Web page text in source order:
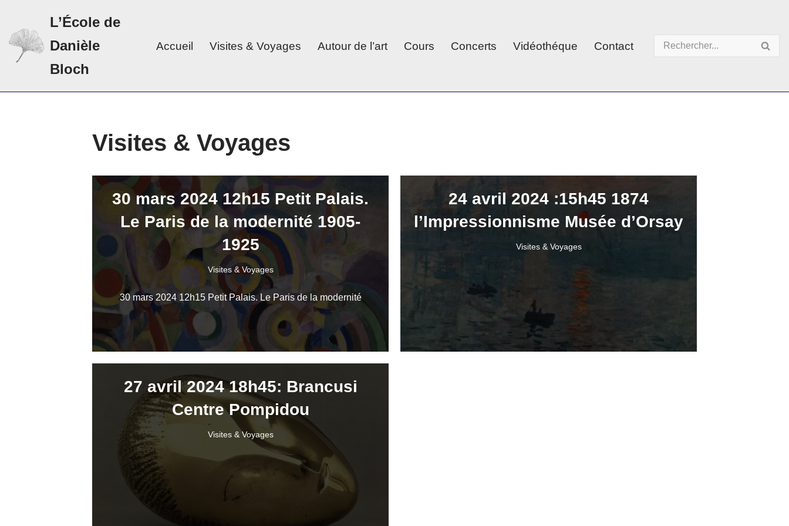
Aller
au
contenu
L’École de
Danièle
Bloch
Accueil Visites & Voyages Autour de l’art Cours Concerts Vidéothéque Contact
Visites & Voyages
30 mars 2024 12h15 Petit Palais.
Le Paris de la modernité 1905-
1925
Visites & Voyages
30 mars 2024 12h15 Petit Palais. Le Paris de la modernité
24 avril 2024 :15h45 1874
l’Impressionnisme Musée d’Orsay
Visites & Voyages
27 avril 2024 18h45: Brancusi
Centre Pompidou
Visites & Voyages